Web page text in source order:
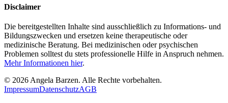
Disclaimer
Die bereitgestellten Inhalte sind ausschließlich zu Informations- und
Bildungszwecken und ersetzen keine therapeutische oder
medizinische Beratung. Bei medizinischen oder psychischen
Problemen solltest du stets professionelle Hilfe in Anspruch nehmen.
Mehr Informationen hier.
© 2026 Angela Barzen. Alle Rechte vorbehalten.
ImpressumDatenschutzAGB